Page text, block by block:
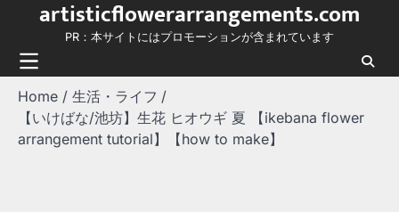
content
artisticflowerarrangements.com
PR：本サイトにはプロモーションが含まれています
Home
生活・ライフ
【いけばな/池坊】生花 ヒオウギ 夏 【ikebana flower
arrangement tutorial】【how to make】